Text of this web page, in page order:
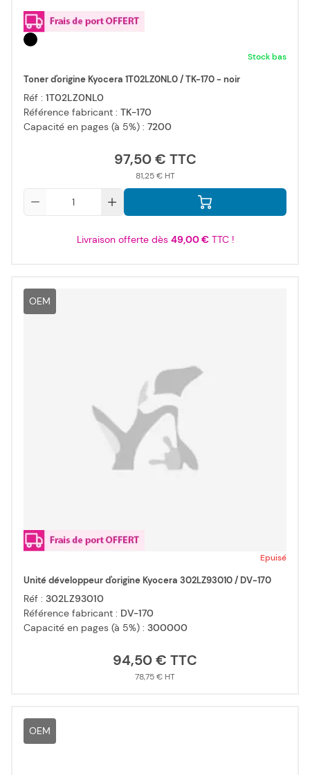
Stock bas
Toner d'origine Kyocera 1T02LZ0NL0 / TK-170 - noir
Réf : 1T02LZ0NL0
Référence fabricant : TK-170
Capacité en pages (à 5%) : 7200
97,50 €
81,25 €
Livraison offerte dès 49,00 €TTC !
OEM
Epuisé
Unité développeur d'origine Kyocera 302LZ93010 / DV-170
Réf : 302LZ93010
Référence fabricant : DV-170
Capacité en pages (à 5%) : 300000
94,50 €
78,75 €
OEM